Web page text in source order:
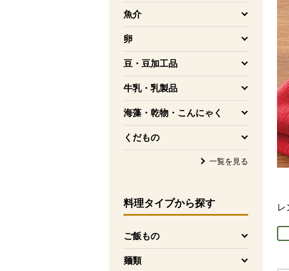
魚介
を開く
卵
を開く
豆・豆加工品
を開く
牛乳・乳製品
を開く
海藻・乾物・こんにゃく
を開く
くだもの
を開く
一覧を見る
料理タイプから探す
ご飯もの
を開く
麺類
を開く
レ